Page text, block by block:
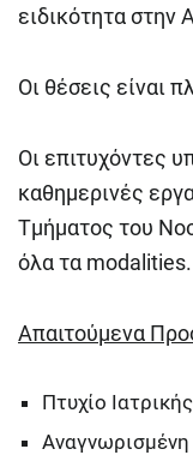
ειδικότητα στην
Οι θέσεις είναι
Οι επιτυχόντες
καθημερινές
Τμήματος του
όλα τα modalities.
Απαιτούμενα
Πτυχίο Ιατρικής
Αναγνωρισμένη